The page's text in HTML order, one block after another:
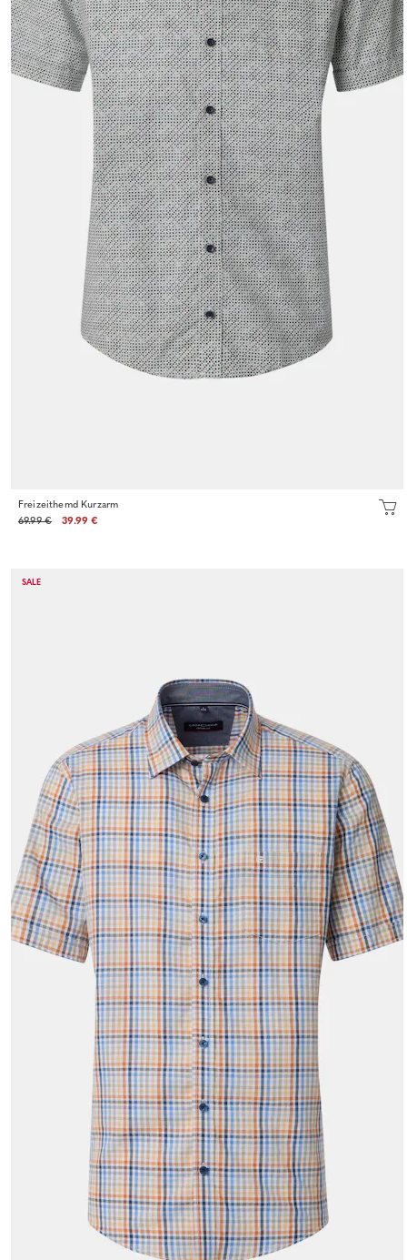
Freizeithemd Kurzarm
69.99 €
39.99 €
SALE